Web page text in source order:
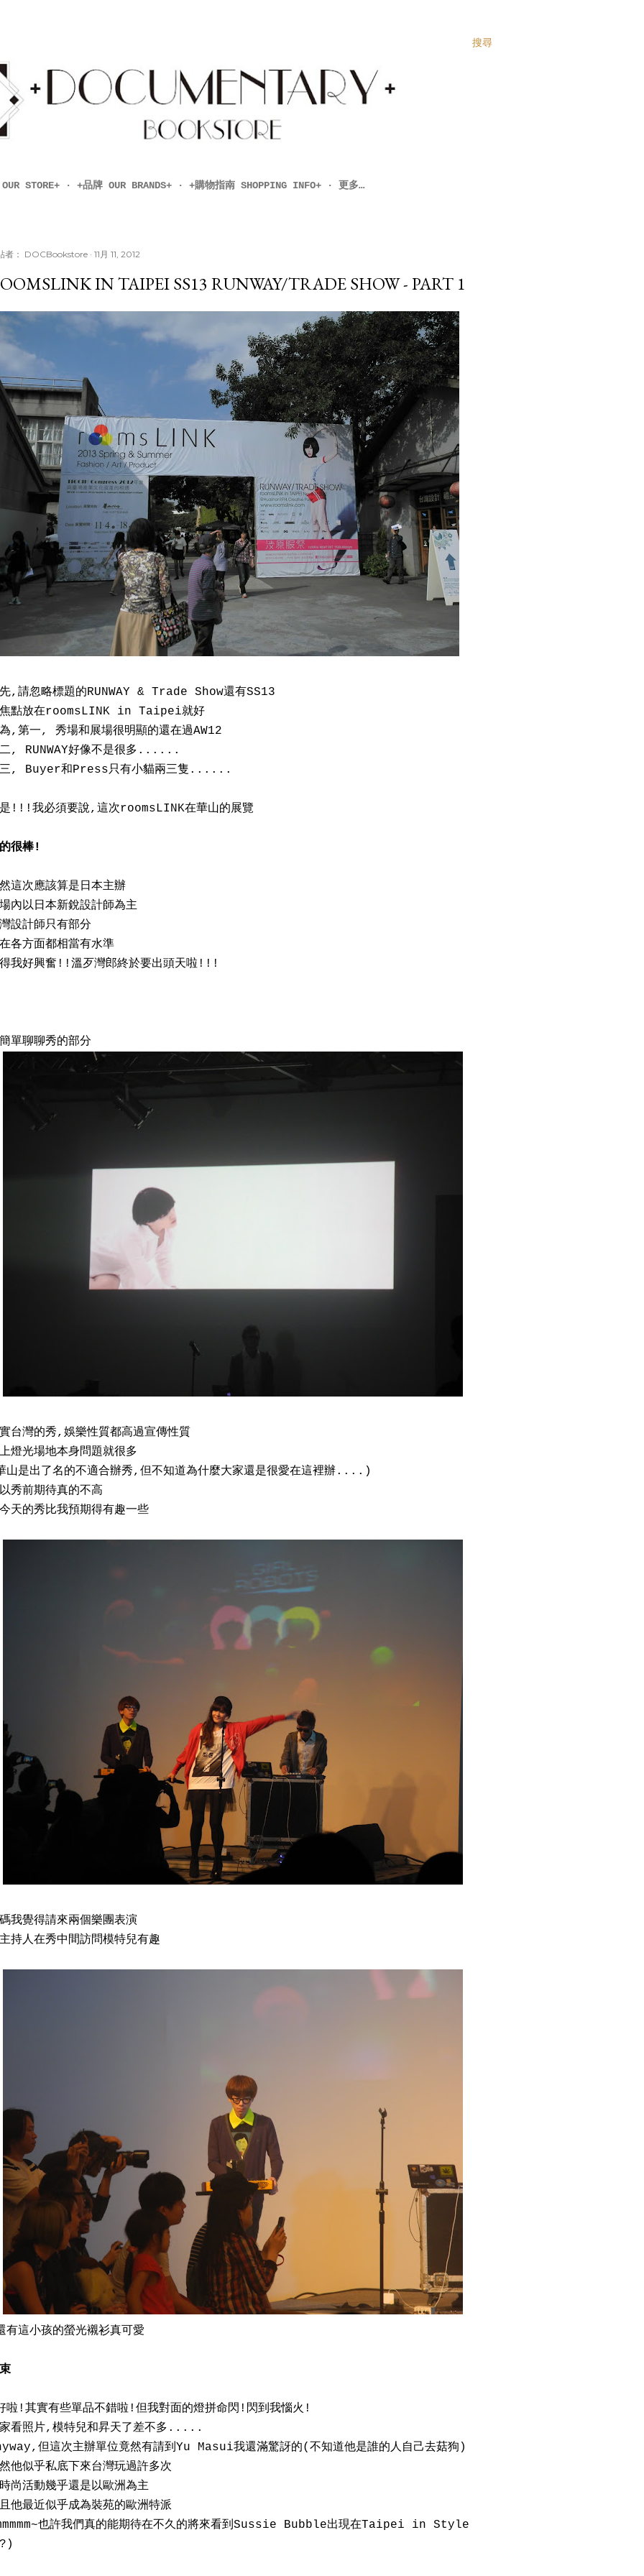
搜尋
STORE+ +品牌 OUR BRANDS+ +購物指南 SHOPPING INFO+ 更多…
者： DOCBookstore 11月 11, 2012
IN TAIPEI SS13 RUNWAY/TRADE SHOW - PART 1
,請忽略標題的RUNWAY & Trade Show還有SS13
點放在roomsLINK in Taipei就好
,第一, 秀場和展場很明顯的還在過AW12
, RUNWAY好像不是很多......
, Buyer和Press只有小貓兩三隻......
!!!我必須要說,這次roomsLINK在華山的展覽
很棒!
這次應該算是日本主辦
內以日本新銳設計師為主
設計師只有部分
各方面都相當有水準
我好興奮!!溫歹灣郎終於要出頭天啦!!!
單聊聊秀的部分
台灣的秀,娛樂性質都高過宣傳性質
燈光場地本身問題就很多
山是出了名的不適合辦秀,但不知道為什麼大家還是很愛在這裡辦....)
秀前期待真的不高
天的秀比我預期得有趣一些
我覺得請來兩個樂團表演
持人在秀中間訪問模特兒有趣
這小孩的螢光襯衫真可愛
啦!其實有些單品不錯啦!但我對面的燈拼命閃!閃到我惱火!
看照片,模特兒和昇天了差不多.....
但這次主辦單位竟然有請到Yu Masui我還滿驚訝的(不知道他是誰的人自己去菇狗)
他似乎私底下來台灣玩過許多次
尚活動幾乎還是以歐洲為主
他最近似乎成為裝苑的歐洲特派
也許我們真的能期待在不久的將來看到Sussie Bubble出現在Taipei in Style